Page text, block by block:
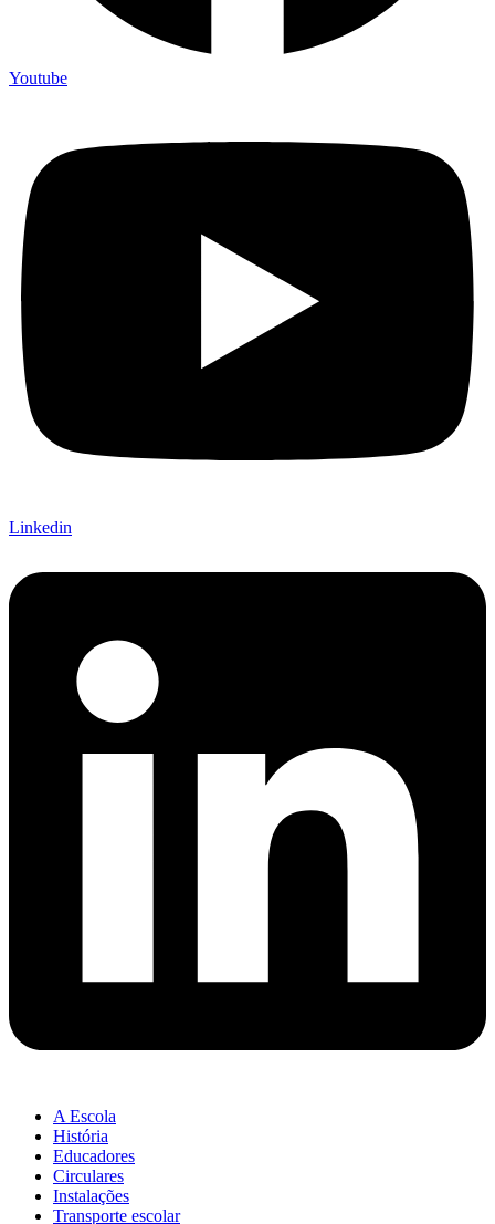
Youtube
Linkedin
A Escola
História
Educadores
Circulares
Instalações
Transporte escolar